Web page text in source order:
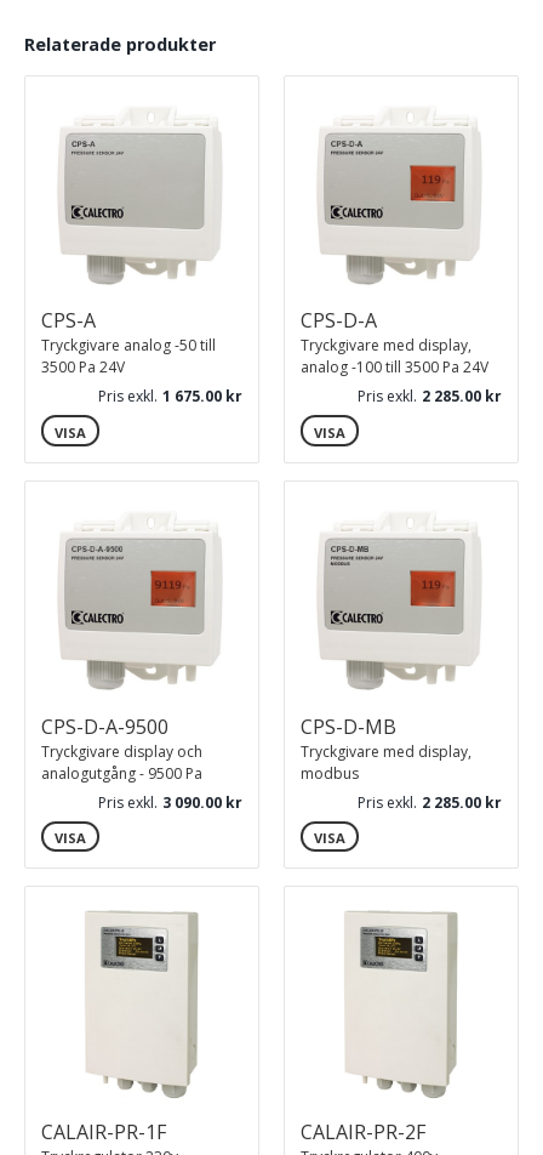
Relaterade produkter
Tryckgivare analog -50 till
3500 Pa 24V
CPS-A
Pris exkl. 1 675.00
VISA
Tryckgivare med display,
analog -100 till 3500 Pa 24V
CPS-D-A
Pris exkl. 2 285.00
VISA
Tryckgivare display och
analogutgång - 9500 Pa
CPS-D-A-9500
Pris exkl. 3 090.00
VISA
Tryckgivare med display,
modbus
CPS-D-MB
Pris exkl. 2 285.00
VISA
CALAIR-PR-1F CALAIR-PR-2F